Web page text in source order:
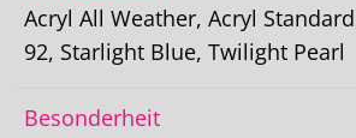
Acryl All Weather, Acryl
92, Starlight Blue, Twilight Pearl
Besonderheit